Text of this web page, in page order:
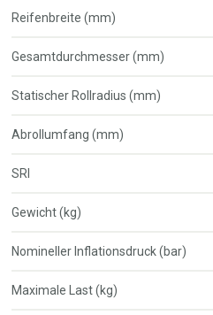
Reifenbreite (mm)
Gesamtdurchmesser (mm)
Statischer Rollradius (mm)
Abrollumfang (mm)
SRI
Gewicht (kg)
Nomineller Inflationsdruck (bar)
Maximale Last (kg)